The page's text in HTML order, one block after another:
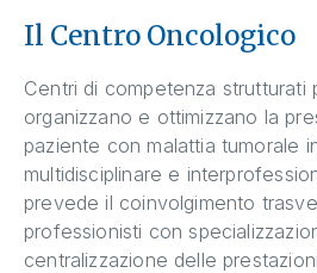
Il Centro Oncologico
Centri di competenza strutturati
organizzano e ottimizzano la
paziente con malattia tumorale
multidisciplinare e
prevede il coinvolgimento
professionisti con
centralizzazione delle